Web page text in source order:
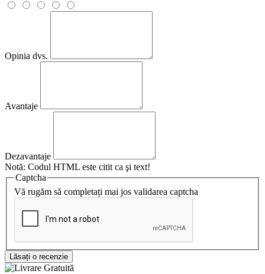
Opinia dvs.
Avantaje
Dezavantaje
Notă: Codul HTML este citit ca şi text!
Captcha
Vă rugăm să completați mai jos validarea captcha
Lăsați o recenzie